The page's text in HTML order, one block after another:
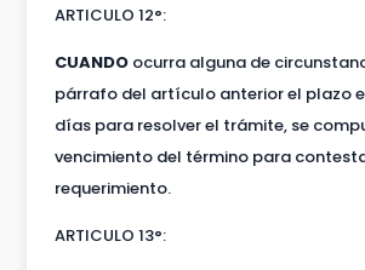
ARTICULO 12°:
CUANDOocurra alguna de
párrafo del artículo anterior el plazo
días para resolver el trámite, se
vencimiento del término para
requerimiento.
ARTICULO 13°: